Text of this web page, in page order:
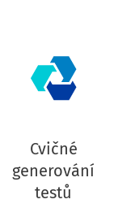
Cvičné
generování
testů